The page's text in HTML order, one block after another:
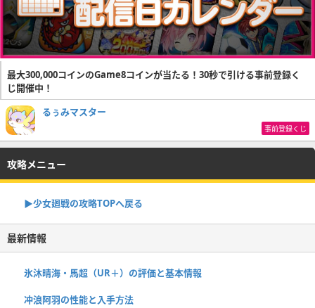
最大300,000コインのGame8コインが当たる！30秒で引ける事前登録く
じ開催中！
るぅみマスター
事前登録くじ
攻略メニュー
▶︎少女廻戦の攻略TOPへ戻る
最新情報
氷沐晴海・馬超（UR＋）の評価と基本情報
冲浪阿羽の性能と入手方法